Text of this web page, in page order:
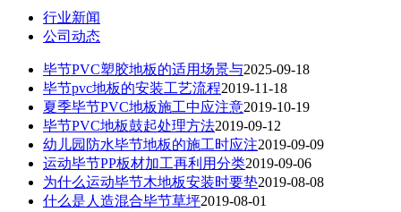
行业新闻
公司动态
毕节PVC塑胶地板的适用场景与2025-09-18
毕节pvc地板的安装工艺流程2019-11-18
夏季毕节PVC地板施工中应注意2019-10-19
毕节PVC地板鼓起处理方法2019-09-12
幼儿园防水毕节地板的施工时应注2019-09-09
运动毕节PP板材加工再利用分类2019-09-06
为什么运动毕节木地板安装时要垫2019-08-08
什么是人造混合毕节草坪2019-08-01